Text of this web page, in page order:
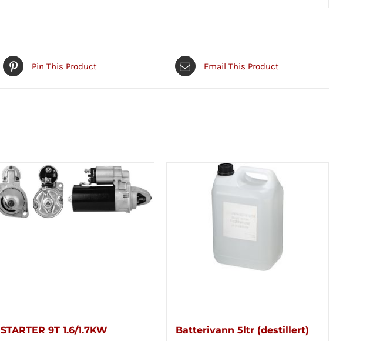
Pin This Product Email This Product
STARTER 9T 1.6/1.7KW Batterivann 5ltr (destillert)